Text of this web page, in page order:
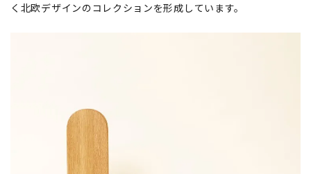
く北欧デザインのコレクションを形成しています。